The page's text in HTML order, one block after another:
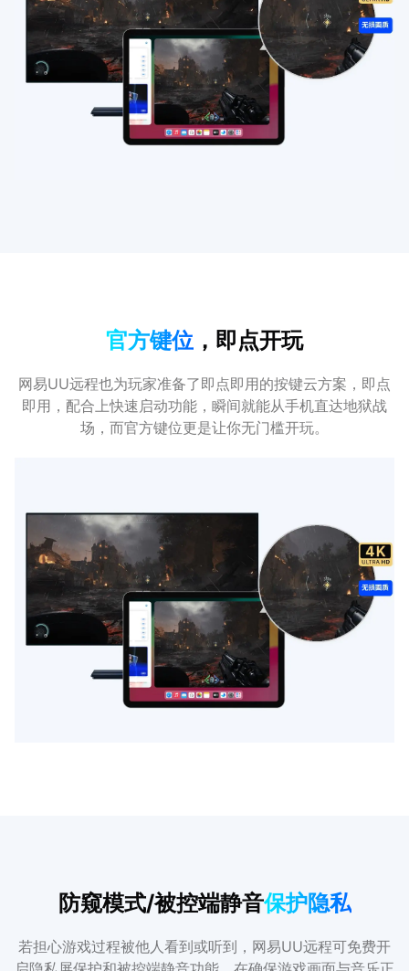
官方键位 ，即点开玩
网易UU远程也为玩家准备了即点即用的按键云方案，即点
即用，配合上快速启动功能，瞬间就能从手机直达地狱战
场，而官方键位更是让你无门槛开玩。
防窥模式/被控端静音保护隐私
若担心游戏过程被他人看到或听到，网易UU远程可免费开